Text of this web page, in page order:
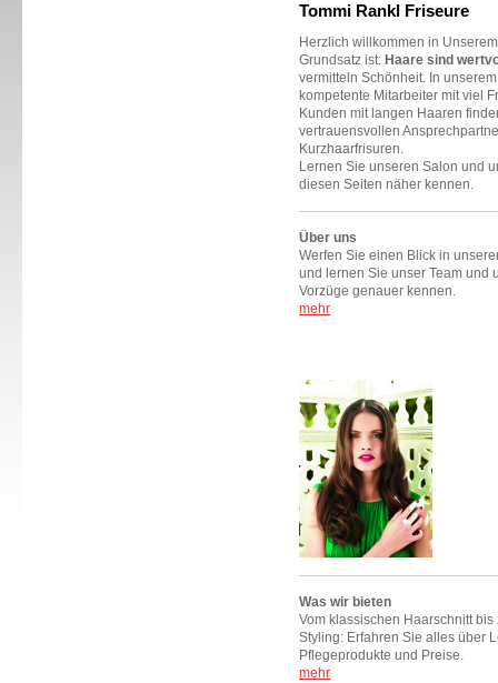
Tommi Rankl Friseure
Herzlich willkommen in
Grundsatz ist: Haare sind
vermitteln Schönheit. In
kompetente Mitarbeiter mit viel
Kunden mit langen Haaren
vertrauensvollen
Kurzhaarfrisuren.
Lernen Sie unseren Salon und
diesen Seiten näher kennen.
Über uns
Werfen Sie einen Blick in
und lernen Sie unser Team und
Vorzüge genauer kennen.
mehr
Was wir bieten
Vom klassischen Haarschnitt
Styling: Erfahren Sie alles über
Pflegeprodukte und Preise.
mehr